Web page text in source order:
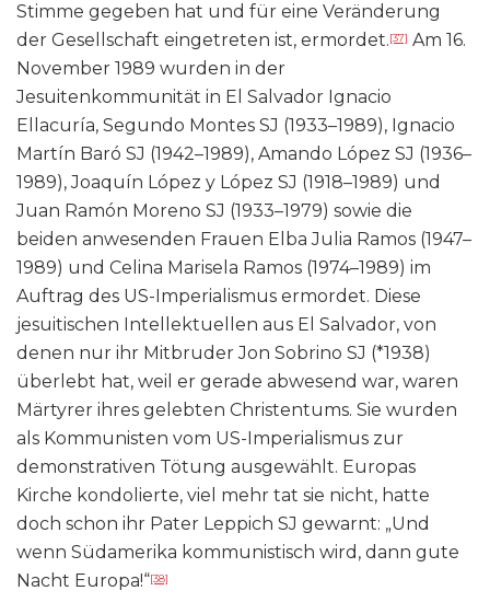
Stimme gegeben hat und für eine Veränderung
der Gesellschaft eingetreten ist, ermordet.[37] Am 16.
November 1989 wurden in der
Jesuitenkommunität in El Salvador Ignacio
Ellacuría, Segundo Montes SJ (1933–1989), Ignacio
Martín Baró SJ (1942–1989), Amando López SJ (1936–
1989), Joaquín López y López SJ (1918–1989) und
Juan Ramón Moreno SJ (1933–1979) sowie die
beiden anwesenden Frauen Elba Julia Ramos (1947–
1989) und Celina Marisela Ramos (1974–1989) im
Auftrag des US-Imperialismus ermordet. Diese
jesuitischen Intellektuellen aus El Salvador, von
denen nur ihr Mitbruder Jon Sobrino SJ (*1938)
überlebt hat, weil er gerade abwesend war, waren
Märtyrer ihres gelebten Christentums. Sie wurden
als Kommunisten vom US-Imperialismus zur
demonstrativen Tötung ausgewählt. Europas
Kirche kondolierte, viel mehr tat sie nicht, hatte
doch schon ihr Pater Leppich SJ gewarnt: „Und
wenn Südamerika kommunistisch wird, dann gute
Nacht Europa!“[38]